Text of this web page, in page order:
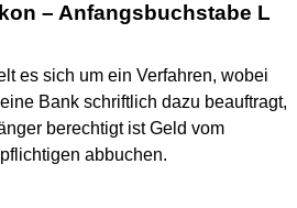
– Anfangsbuchstabe L
es sich um ein Verfahren, wobei
Bank schriftlich dazu beauftragt,
berechtigt ist Geld vom
abbuchen.